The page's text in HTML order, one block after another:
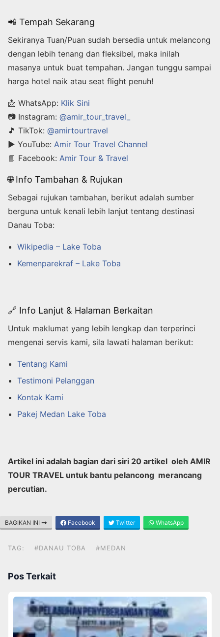
📲 Tempah Sekarang
Sekiranya Tuan/Puan sudah bersedia untuk melancong
dengan lebih tenang dan fleksibel, maka inilah
masanya untuk buat tempahan. Jangan tunggu sampai
harga hotel naik atau seat flight penuh!
📩 WhatsApp: Klik Sini
📷 Instagram: @amir_tour_travel_
🎵 TikTok: @amirtourtravel
▶️ YouTube: Amir Tour Travel Channel
📘 Facebook: Amir Tour & Travel
🌐 Info Tambahan & Rujukan
Sebagai rujukan tambahan, berikut adalah sumber
berguna untuk kenali lebih lanjut tentang destinasi
Danau Toba:
Wikipedia – Lake Toba
Kemenparekraf – Lake Toba
🔗 Info Lanjut & Halaman Berkaitan
Untuk maklumat yang lebih lengkap dan terperinci
mengenai servis kami, sila lawati halaman berikut:
Tentang Kami
Testimoni Pelanggan
Kontak Kami
Pakej Medan Lake Toba
Artikel ini adalah bagian dari siri 20 artikel oleh AMIR
TOUR TRAVEL untuk bantu pelancong merancang
percutian.
BAGIKAN INI Facebook Twitter WhatsApp
TAG: #DANAU TOBA #MEDAN
Pos Terkait